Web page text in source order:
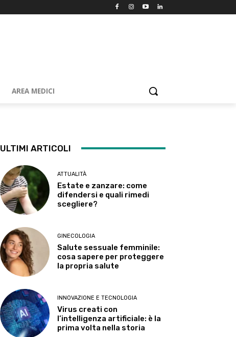
AREA MEDICI
ULTIMI ARTICOLI
ATTUALITÀ
Estate e zanzare: come
difendersi e quali rimedi
scegliere?
GINECOLOGIA
Salute sessuale femminile:
cosa sapere per proteggere
la propria salute
INNOVAZIONE E TECNOLOGIA
Virus creati con
l’intelligenza artificiale: è la
prima volta nella storia